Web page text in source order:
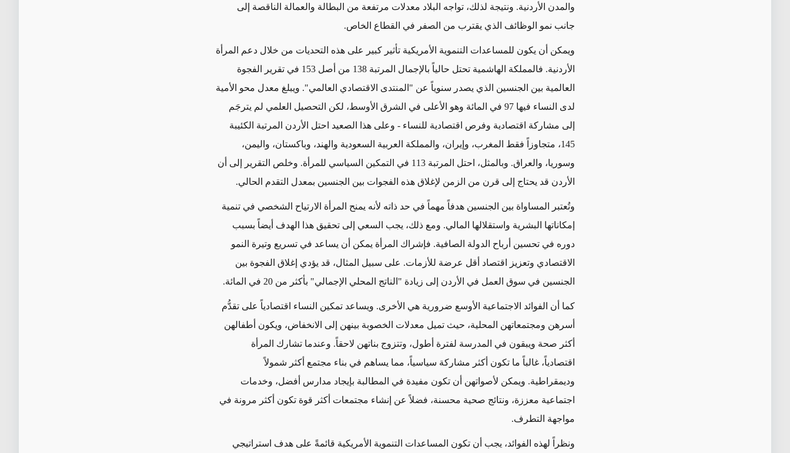
والمدن الأردنية. ونتيجة لذلك، تواجه البلاد معدلات مرتفعة من البطالة والعمالة الناقصة إلى
جانب نمو الوظائف الذي يقترب من الصفر في القطاع الخاص.
ويمكن أن يكون للمساعدات التنموية الأمريكية تأثير كبير على هذه التحديات من خلال دعم المرأة
الأردنية. فالمملكة الهاشمية تحتل حالياً بالإجمال المرتبة 138 من أصل 153 في تقرير الفجوة
العالمية بين الجنسين الذي يصدر سنوياً عن "المنتدى الاقتصادي العالمي". ويبلغ معدل محو الأمية
لدى النساء فيها 97 في المائة وهو الأعلى في الشرق الأوسط، لكن التحصيل العلمي لم يترجَم
إلى مشاركة اقتصادية وفرص اقتصادية للنساء - وعلى هذا الصعيد احتل الأردن المرتبة الكئيبة
145، متجاوزاً فقط المغرب، وإيران، والمملكة العربية السعودية والهند، وباكستان، واليمن،
وسوريا، والعراق. وبالمثل، احتل المرتبة 113 في التمكين السياسي للمرأة. وخلص التقرير إلى أن
الأردن قد يحتاج إلى قرن من الزمن لإغلاق هذه الفجوات بين الجنسين بمعدل التقدم الحالي.
وتُعتبر المساواة بين الجنسين هدفاً مهماً في حد ذاته لأنه يمنح المرأة الارتياح الشخصي في تنمية
إمكاناتها البشرية واستقلالها المالي. ومع ذلك، يجب السعي إلى تحقيق هذا الهدف أيضاً بسبب
دوره في تحسين أرباح الدولة الصافية. فإشراك المرأة يمكن أن يساعد في تسريع وتيرة النمو
الاقتصادي وتعزيز اقتصاد أقل عرضة للأزمات. على سبيل المثال، قد يؤدي إغلاق الفجوة بين
الجنسين في سوق العمل في الأردن إلى زيادة "الناتج المحلي الإجمالي" بأكثر من 20 في المائة.
كما أن الفوائد الاجتماعية الأوسع ضرورية هي الأخرى. ويساعد تمكين النساء اقتصادياً على تقدُّم
أسرهن ومجتمعاتهن المحلية، حيث تميل معدلات الخصوبة بينهن إلى الانخفاض، ويكون أطفالهن
أكثر صحة ويبقون في المدرسة لفترة أطول، وتتزوج بناتهن لاحقاً. وعندما تشارك المرأة
اقتصادياً، غالباً ما تكون أكثر مشاركة سياسياً، مما يساهم في بناء مجتمع أكثر شمولاً
وديمقراطية. ويمكن لأصواتهن أن تكون مفيدة في المطالبة بإيجاد مدارس أفضل، وخدمات
اجتماعية معززة، ونتائج صحية محسنة، فضلاً عن إنشاء مجتمعات أكثر قوة تكون أكثر مرونة في
مواجهة التطرف.
ونظراً لهذه الفوائد، يجب أن تكون المساعدات التنموية الأمريكية قائمةً على هدف استراتيجي